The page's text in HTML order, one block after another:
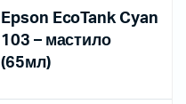
Epson EcoTank Cyan
103 – мастило
(65мл)